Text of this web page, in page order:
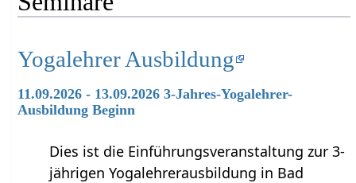
Yogalehrer Ausbildung
11.09.2026 - 13.09.2026 3-Jahres-Yogalehrer-
Ausbildung Beginn
Dies ist die Einführungsveranstaltung zur 3-
jährigen Yogalehrerausbildung in Bad